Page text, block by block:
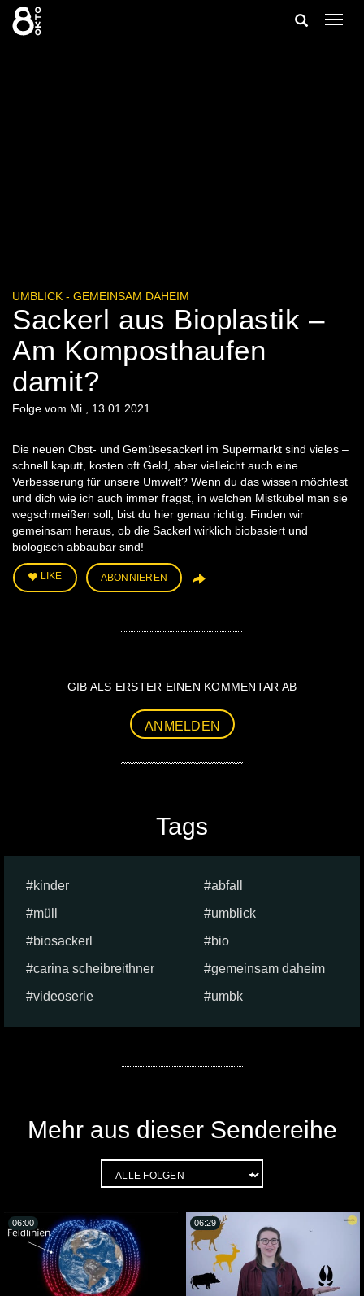
Zum
Inhalt
springen
Suche
UMBLICK - GEMEINSAM DAHEIM
Sackerl aus Bioplastik –
Am Komposthaufen
damit?
Folge vom Mi., 13.01.2021
Die neuen Obst- und Gemüsesackerl im Supermarkt sind vieles –
schnell kaputt, kosten oft Geld, aber vielleicht auch eine
Verbesserung für unsere Umwelt? Wenn du das wissen möchtest
und dich wie ich auch immer fragst, in welchen Mistkübel man sie
wegschmeißen soll, bist du hier genau richtig. Finden wir
gemeinsam heraus, ob die Sackerl wirklich biobasiert und
biologisch abbaubar sind!
LIKE ABONNIEREN
GIB ALS ERSTER EINEN KOMMENTAR AB
ANMELDEN
Tags
kinder
abfall
müll
umblick
biosackerl
bio
carina scheibreithner
gemeinsam daheim
videoserie
umbk
Mehr aus dieser Sendereihe
06:00 06:29